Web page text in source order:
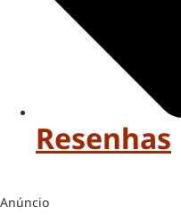
Resenhas
Anúncio